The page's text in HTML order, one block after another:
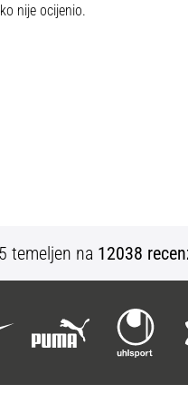
nije ocijenio.
temeljen na 12038